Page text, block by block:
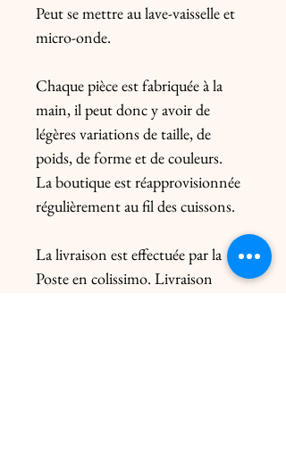
Peut se mettre au lave-vaisselle et
micro-onde.
Chaque pièce est fabriquée à la
main, il peut donc y avoir de
légères variations de taille, de
poids, de forme et de couleurs.
La boutique est réapprovisionnée
régulièrement au fil des cuissons.
La livraison est effectuée par la
Poste en colissimo. Livraison